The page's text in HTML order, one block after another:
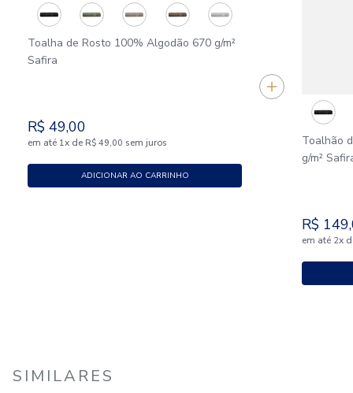
Toalha de Rosto 100% Algodão 670 g/m²
Safira
R$ 49,00
em até 1x de R$ 49,00 sem juros
ADICIONAR AO CARRINHO
Toalhão
g/m²
R$ 149,
em até 2x
SIMILARES